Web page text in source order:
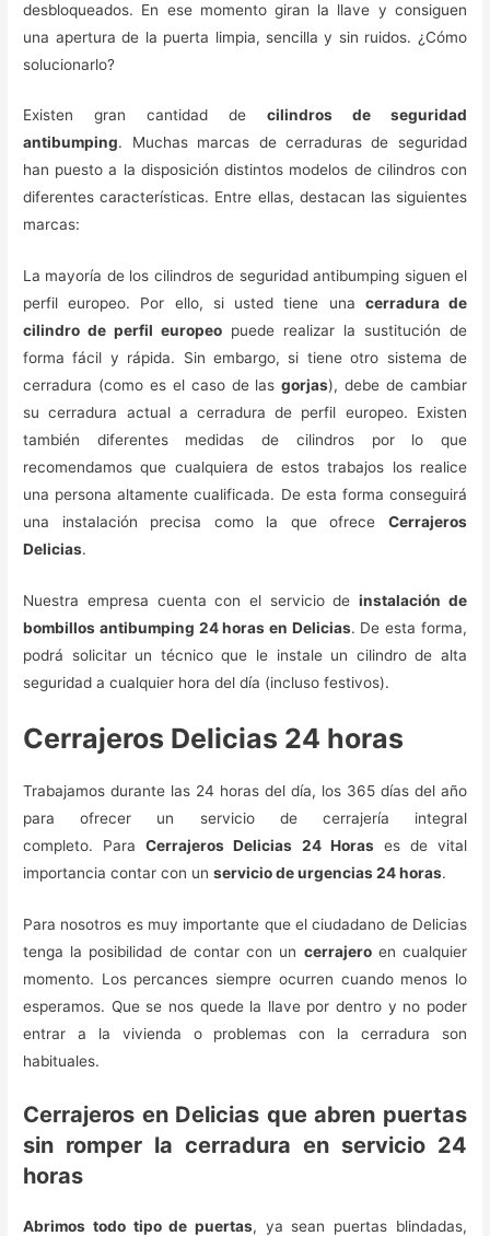
desbloqueados. En ese momento giran la llave y consiguen
una apertura de la puerta limpia, sencilla y sin ruidos. ¿Cómo
solucionarlo?
Existen gran cantidad de cilindros de seguridad
antibumping. Muchas marcas de cerraduras de seguridad
han puesto a la disposición distintos modelos de cilindros con
diferentes características. Entre ellas, destacan las siguientes
marcas:
La mayoría de los cilindros de seguridad antibumping siguen el
perfil europeo. Por ello, si usted tiene una cerradura de
cilindro de perfil europeo puede realizar la sustitución de
forma fácil y rápida. Sin embargo, si tiene otro sistema de
cerradura (como es el caso de lasgorjas), debe de cambiar
su cerradura actual a cerradura de perfil europeo. Existen
también diferentes medidas de cilindros por lo que
recomendamos que cualquiera de estos trabajos los realice
una persona altamente cualificada. De esta forma conseguirá
una instalación precisa como la que ofrece Cerrajeros
Delicias.
Nuestra empresa cuenta con el servicio deinstalación de
bombillos antibumping 24 horas en Delicias. De esta forma,
podrá solicitar un técnico que le instale un cilindro de alta
seguridad a cualquier hora del día (incluso festivos).
Cerrajeros Delicias 24 horas
Trabajamos durante las 24 horas del día, los 365 días del año
para ofrecer un servicio de cerrajería integral
completo. ParaCerrajeros Delicias 24 Horases de vital
importancia contar con unservicio de urgencias 24 horas.
Para nosotros es muy importante que el ciudadano de Delicias
tenga la posibilidad de contar con un cerrajeroen cualquier
momento. Los percances siempre ocurren cuando menos lo
esperamos. Que se nos quede la llave por dentro y no poder
entrar a la vivienda o problemas con la cerradura son
habituales.
Cerrajeros en Delicias que abren puertas
sin romper la cerradura en servicio 24
horas
Abrimos todo tipo de puertas, ya sean puertas blindadas,